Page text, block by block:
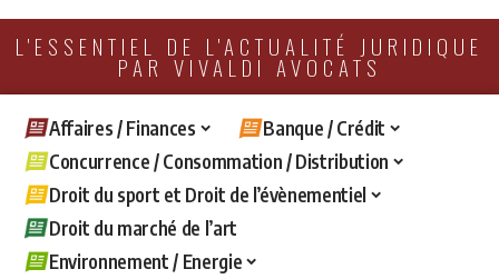
L'ESSENTIEL DE L'ACTUALITÉ JURIDIQUE
PAR VIVALDI AVOCATS
Affaires / Finances
Banque / Crédit
Concurrence / Consommation / Distribution
Droit du sport et Droit de l’évènementiel
Droit du marché de l’art
Environnement / Energie